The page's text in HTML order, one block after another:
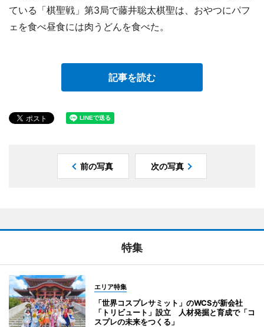
ている「棋聖戦」第3局で藤井聡太棋聖は、おやつにパフ
ェを食べ昼食には肉うどんを食べた。
記事を読む
前の写真 次の写真
特集
エリア特集
「世界コスプレサミット」のWCSが新会社
「トリビュート」設立 人材発掘と育成で「コ
スプレの未来をつくる」